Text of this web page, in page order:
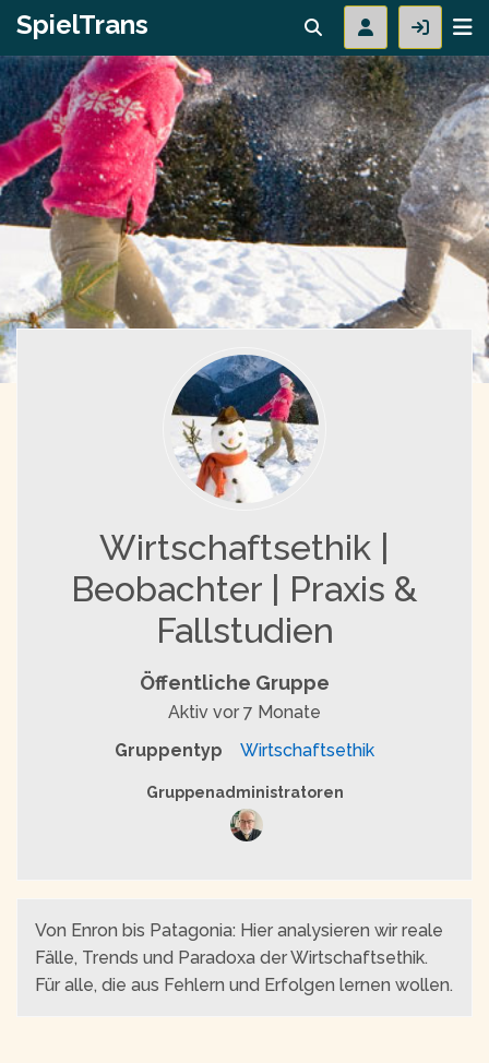
SpielTrans
Wirtschaftsethik |
Beobachter | Praxis &
Fallstudien
Öffentliche Gruppe
Aktiv vor 7 Monate
Gruppentyp
Wirtschaftsethik
Gruppenführung
Gruppenadministratoren
Von Enron bis Patagonia: Hier analysieren wir reale
Fälle, Trends und Paradoxa der Wirtschaftsethik.
Für alle, die aus Fehlern und Erfolgen lernen wollen.